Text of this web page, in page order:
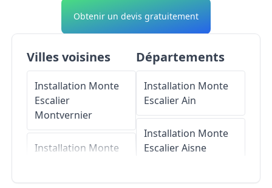
Obtenir un devis gratuitement
Villes voisines
Installation Monte
Escalier
Montvernier
Installation Monte
Départements
Installation Monte
EscalierAin
Installation Monte
EscalierAisne
Installation Monte